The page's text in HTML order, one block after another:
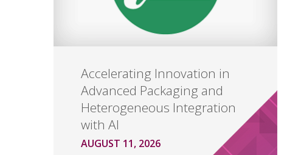
Accelerating Innovation in
Advanced Packaging and
Heterogeneous Integration
with AI
AUGUST 11, 2026